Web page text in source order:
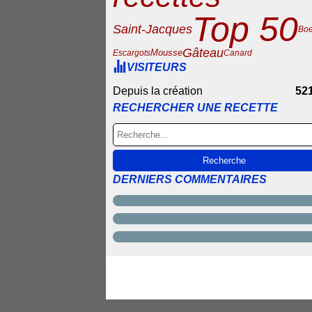
Saint-Jacques Top 50
EscargotsMousseGâteauCanard
VISITEURS
Depuis la création
RECHERCHER UNE RECETTE
DERNIERS COMMENTAIRES